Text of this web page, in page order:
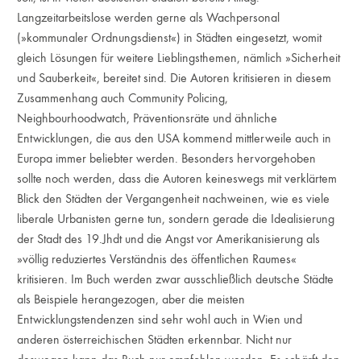
Langzeitarbeitslose werden gerne als Wachpersonal
(»kommunaler Ordnungsdienst«) in Städten eingesetzt, womit
gleich Lösungen für weitere Lieblingsthemen, nämlich »Sicherheit
und Sauberkeit«, bereitet sind. Die Autoren kritisieren in diesem
Zusammenhang auch Community Policing,
Neighbourhoodwatch, Präventionsräte und ähnliche
Entwicklungen, die aus den USA kommend mittlerweile auch in
Europa immer beliebter werden. Besonders hervorgehoben
sollte noch werden, dass die Autoren keineswegs mit verklärtem
Blick den Städten der Vergangenheit nachweinen, wie es viele
liberale Urbanisten gerne tun, sondern gerade die Idealisierung
der Stadt des 19.Jhdt und die Angst vor Amerikanisierung als
»völlig reduziertes Verständnis des öffentlichen Raumes«
kritisieren. Im Buch werden zwar ausschließlich deutsche Städte
als Beispiele herangezogen, aber die meisten
Entwicklungstendenzen sind sehr wohl auch in Wien und
anderen österreichischen Städten erkennbar. Nicht nur